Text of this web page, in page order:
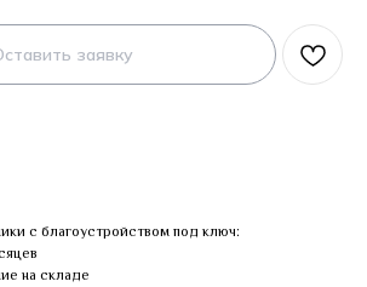
заявку
с благоустройством под ключ:
на складе